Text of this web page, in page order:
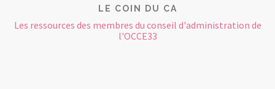
LE COIN DU CA
Les ressources des membres du conseil d'administration de
l'OCCE33